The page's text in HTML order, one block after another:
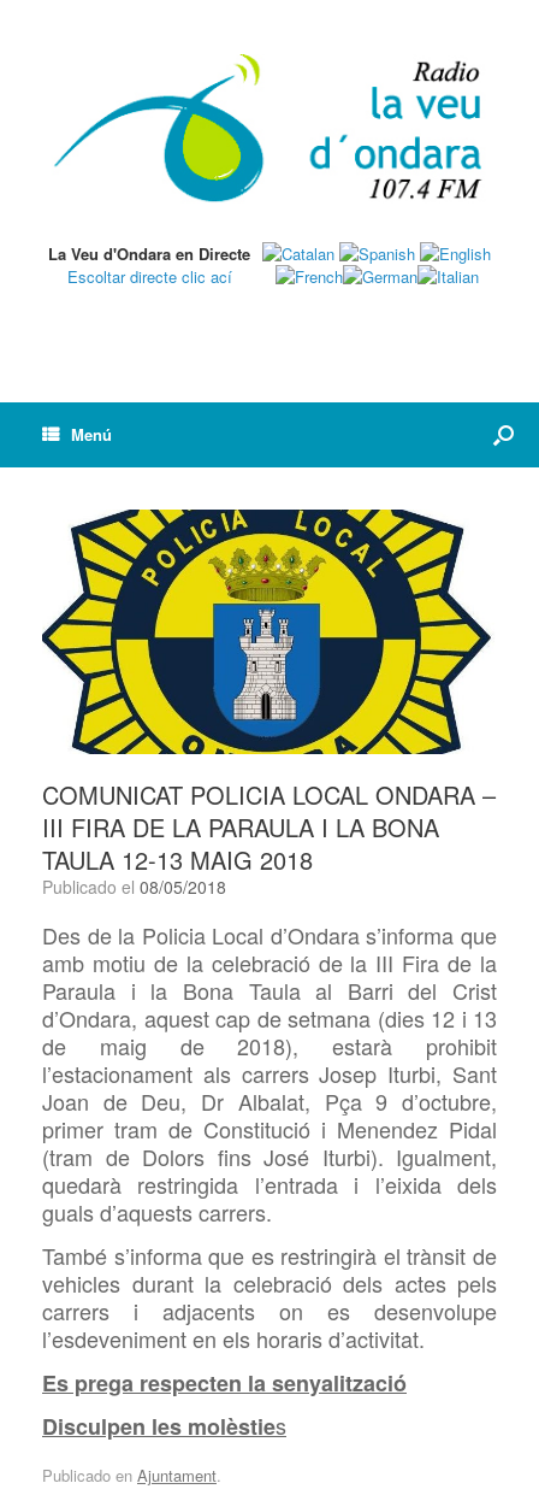
La Veu d'Ondara en Directe
Escoltar directe clic ací
Menú
COMUNICAT POLICIA LOCAL ONDARA –
III FIRA DE LA PARAULA I LA BONA
TAULA 12-13 MAIG 2018
Publicado el 08/05/2018
Des de la Policia Local d’Ondara s’informa que
amb motiu de la celebració de la III Fira de la
Paraula i la Bona Taula al Barri del Crist
d’Ondara, aquest cap de setmana (dies 12 i 13
de maig de 2018), estarà prohibit
l’estacionament als carrers Josep Iturbi, Sant
Joan de Deu, Dr Albalat, Pça 9 d’octubre,
primer tram de Constitució i Menendez Pidal
(tram de Dolors fins José Iturbi). Igualment,
quedarà restringida l’entrada i l’eixida dels
guals d’aquests carrers.
També s’informa que es restringirà el trànsit de
vehicles durant la celebració dels actes pels
carrers i adjacents on es desenvolupe
l’esdeveniment en els horaris d’activitat.
Es prega respecten la senyalització
Disculpen les molèsties
Publicado en Ajuntament.